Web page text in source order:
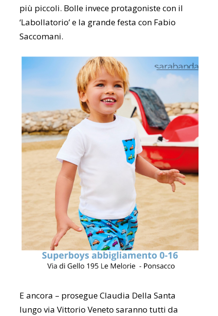
più piccoli. Bolle invece protagoniste con il
‘Labollatorio’ e la grande festa con Fabio
Saccomani.
E ancora – prosegue Claudia Della Santa
lungo via Vittorio Veneto saranno tutti da